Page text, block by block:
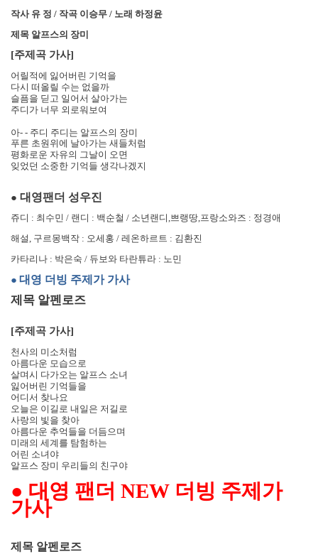
작사 유 정 / 작곡 이승무 / 노래 하정윤
제목 알프스의 장미
[주제곡 가사]
어릴적에 잃어버린 기억을
다시 떠올릴 수는 없을까
슬픔을 딛고 일어서 살아가는
주디가 너무 외로워보여
아- - 주디 주디는 알프스의 장미
푸른 초원위에 날아가는 새들처럼
평화로운 자유의 그날이 오면
잊었던 소중한 기억들 생각나겠지
● 대영팬더 성우진
쥬디 : 최수민 / 랜디 : 백순철 / 소년랜디,쁘랭땅,프랑소와즈 : 정경애
해설, 구르몽백작 : 오세홍 / 레온하르트 : 김환진
카타리나 : 박은숙 / 듀보와 타란튜라 : 노민
● 대영 더빙 주제가 가사
제목 알펜로즈
[주제곡 가사]
천사의 미소처럼
아름다운 모습으로
살며시 다가오는 알프스 소녀
잃어버린 기억들을
어디서 찾나요
오늘은 이길로 내일은 저길로
사랑의 빛을 찾아
아름다운 추억들을 더듬으며
미래의 세계를 탐험하는
어린 소녀야
알프스 장미 우리들의 친구야
● 대영 팬더 NEW 더빙 주제가
가사
제목 알펜로즈